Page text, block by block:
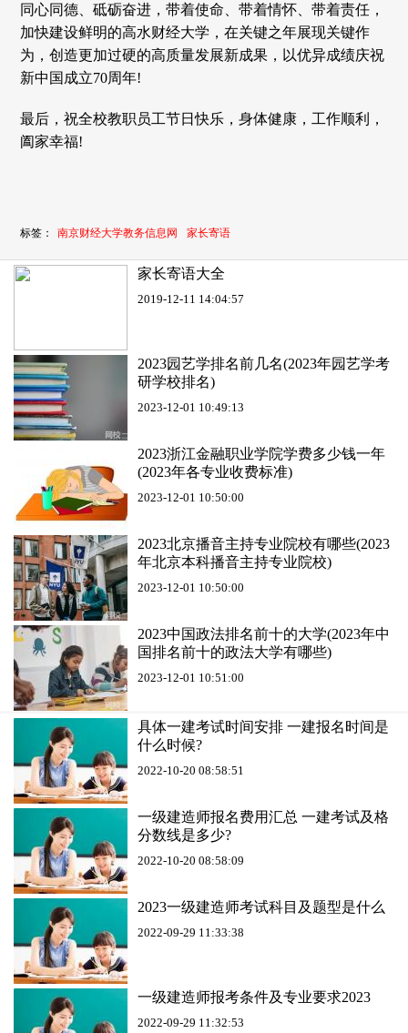
同心同德、砥砺奋进，带着使命、带着情怀、带着责任，
加快建设鲜明的高水财经大学，在关键之年展现关键作
为，创造更加过硬的高质量发展新成果，以优异成绩庆祝
新中国成立70周年!
最后，祝全校教职员工节日快乐，身体健康，工作顺利，
阖家幸福!
标签： 南京财经大学教务信息网 家长寄语
家长寄语大全
2019-12-11 14:04:57
2023园艺学排名前几名(2023年园艺学考
研学校排名)
2023-12-01 10:49:13
2023浙江金融职业学院学费多少钱一年
(2023年各专业收费标准)
2023-12-01 10:50:00
2023北京播音主持专业院校有哪些(2023
年北京本科播音主持专业院校)
2023-12-01 10:50:00
2023中国政法排名前十的大学(2023年中
国排名前十的政法大学有哪些)
2023-12-01 10:51:00
具体一建考试时间安排 一建报名时间是
什么时候?
2022-10-20 08:58:51
一级建造师报名费用汇总 一建考试及格
分数线是多少?
2022-10-20 08:58:09
2023一级建造师考试科目及题型是什么
2022-09-29 11:33:38
一级建造师报考条件及专业要求2023
2022-09-29 11:32:53